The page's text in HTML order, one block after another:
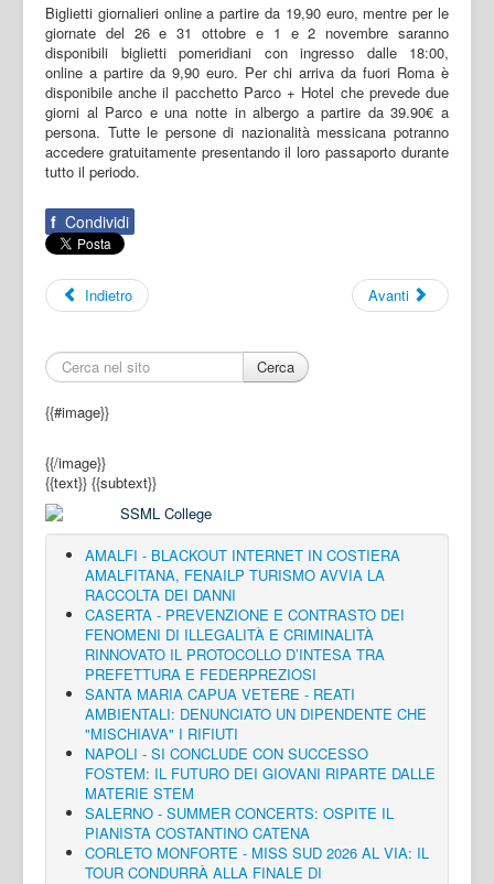
Biglietti giornalieri online a partire da 19,90 euro, mentre per le
giornate del 26 e 31 ottobre e 1 e 2 novembre saranno
disponibili biglietti pomeridiani con ingresso dalle 18:00,
online a partire da 9,90 euro. Per chi arriva da fuori Roma è
disponibile anche il pacchetto Parco + Hotel che prevede due
giorni al Parco e una notte in albergo a partire da 39.90€ a
persona. Tutte le persone di nazionalità messicana potranno
accedere gratuitamente presentando il loro passaporto durante
tutto il periodo.
f Condividi
Indietro Avanti
Cerca
{{#image}}
{{/image}}
{{text}} {{subtext}}
AMALFI - BLACKOUT INTERNET IN COSTIERA
AMALFITANA, FENAILP TURISMO AVVIA LA
RACCOLTA DEI DANNI
CASERTA - PREVENZIONE E CONTRASTO DEI
FENOMENI DI ILLEGALITÀ E CRIMINALITÀ
RINNOVATO IL PROTOCOLLO D’INTESA TRA
PREFETTURA E FEDERPREZIOSI
SANTA MARIA CAPUA VETERE - REATI
AMBIENTALI: DENUNCIATO UN DIPENDENTE CHE
"MISCHIAVA" I RIFIUTI
NAPOLI - SI CONCLUDE CON SUCCESSO
FOSTEM: IL FUTURO DEI GIOVANI RIPARTE DALLE
MATERIE STEM
SALERNO - SUMMER CONCERTS: OSPITE IL
PIANISTA COSTANTINO CATENA
CORLETO MONFORTE - MISS SUD 2026 AL VIA: IL
TOUR CONDURRÀ ALLA FINALE DI